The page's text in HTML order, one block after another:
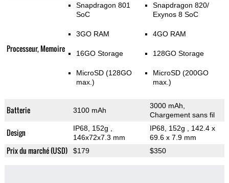
Processeur, Memoire
Snapdragon 801
SoC
3GO RAM
16GO Storage
MicroSD (128GO
max.)
Snapdragon 820/
Exynos 8 SoC
4GO RAM
128GO Storage
MicroSD (200GO
max.)
Batterie 3100 mAh
3000 mAh,
Chargement sans fil
Design IP68, 152g
146x72x7.3 mm
IP68, 152g
, 142.4 x
69.6 x 7.9 mm
Prix du marché (USD) $179 $350